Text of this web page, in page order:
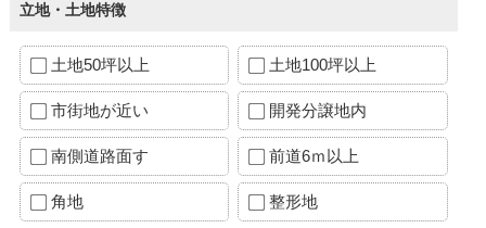
立地・土地特徴
土地50坪以上 土地100坪以上
市街地が近い 開発分譲地内
南側道路面す 前道6ｍ以上
角地 整形地